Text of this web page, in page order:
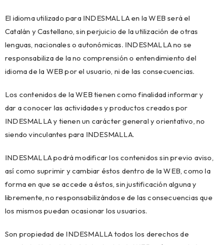
El idioma utilizado para INDESMALLA en la WEB será el
Catalán y Castellano, sin perjuicio de la utilización de otras
lenguas, nacionales o autonómicas. INDESMALLA no se
responsabiliza de la no comprensión o entendimiento del
idioma de la WEB por el usuario, ni de las consecuencias.
Los contenidos de la WEB tienen como finalidad informar y
dar a conocer las actividades y productos creados por
INDESMALLA y tienen un carácter general y orientativo, no
siendo vinculantes para INDESMALLA.
INDESMALLA podrá modificar los contenidos sin previo aviso,
así como suprimir y cambiar éstos dentro de la WEB, como la
forma en que se accede a éstos, sin justificación alguna y
libremente, no responsabilizándose de las consecuencias que
los mismos puedan ocasionar los usuarios.
Son propiedad de INDESMALLA todos los derechos de